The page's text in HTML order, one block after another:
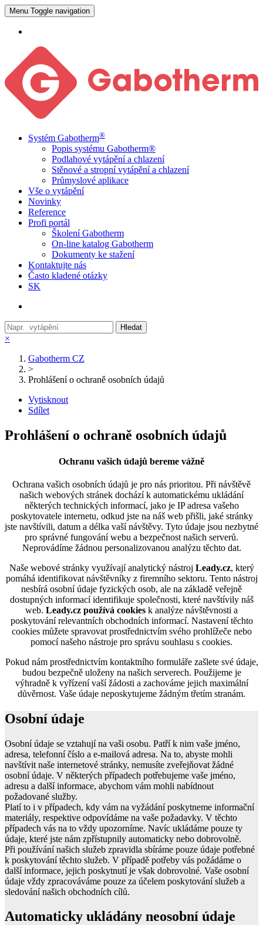
Menu Toggle navigation
Systém Gabotherm®
Popis systému Gabotherm®
Podlahové vytápění a chlazení
Stěnové a stropní vytápění a chlazení
Průmyslové aplikace
Vše o vytápění
Novinky
Reference
Profi portál
Školení Gabotherm
On-line katalog Gabotherm
Dokumenty ke stažení
Kontaktujte nás
Často kladené otázky
SK
Hledat
×
Gabotherm CZ
>
Prohlášení o ochraně osobních údajů
Vytisknout
Sdílet
Prohlášení o ochraně osobních údajů
Ochranu vašich údajů bereme vážně
Ochrana vašich osobních údajů je pro nás prioritou. Při návštěvě
našich webových stránek dochází k automatickému ukládání
některých technických informací, jako je IP adresa vašeho
poskytovatele internetu, odkud jste na náš web přišli, jaké stránky
jste navštívili, datum a délka vaší návštěvy. Tyto údaje jsou nezbytné
pro správné fungování webu a bezpečnost našich serverů.
Neprovádíme žádnou personalizovanou analýzu těchto dat.
Naše webové stránky využívají analytický nástroj Leady.cz, který
pomáhá identifikovat návštěvníky z firemního sektoru. Tento nástroj
nesbírá osobní údaje fyzických osob, ale na základě veřejně
dostupných informací identifikuje společnosti, které navštívily náš
web. Leady.cz používá cookies k analýze návštěvnosti a
poskytování relevantních obchodních informací. Nastavení těchto
cookies můžete spravovat prostřednictvím svého prohlížeče nebo
pomocí našeho nástroje pro správu souhlasu s cookies.
Pokud nám prostřednictvím kontaktního formuláře zašlete své údaje,
budou bezpečně uloženy na našich serverech. Použijeme je
výhradně k vyřízení vaší žádosti a zachováme jejich maximální
důvěrnost. Vaše údaje neposkytujeme žádným třetím stranám.
Osobní údaje
Osobní údaje se vztahují na vaši osobu. Patří k nim vaše jméno,
adresa, telefonní číslo a e-mailová adresa. Na to, abyste mohli
navštívit naše internetové stránky, nemusíte zveřejňovat žádné
osobní údaje. V některých případech potřebujeme vaše jméno,
adresu a další informace, abychom vám mohli nabídnout
požadované služby.
Platí to i v případech, kdy vám na vyžádání poskytneme informační
materiály, respektive odpovídáme na vaše požadavky. V těchto
případech vás na to vždy upozorníme. Navíc ukládáme pouze ty
údaje, které jste nám zpřístupnily automaticky nebo dobrovolně.
Při používání našich služeb zpravidla sbíráme pouze údaje potřebné
k poskytování těchto služeb. V případě potřeby vás požádáme o
další informace, jejich poskytnutí je však dobrovolné. Vaše osobní
údaje vždy zpracováváme pouze za účelem poskytování služeb a
sledování našich obchodních cílů.
Automaticky ukládány neosobní údaje